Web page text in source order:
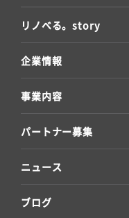
リノべる。story
企業情報
事業内容
パートナー募集
ニュース
ブログ